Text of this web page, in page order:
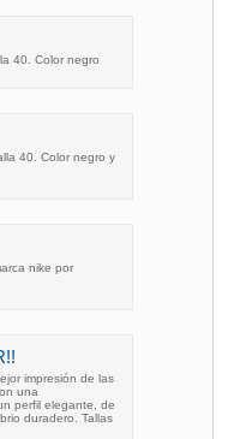
40. Color negro
40. Color negro y
nike por
impresión de las
una
perfil elegante, de
duradero. Tallas